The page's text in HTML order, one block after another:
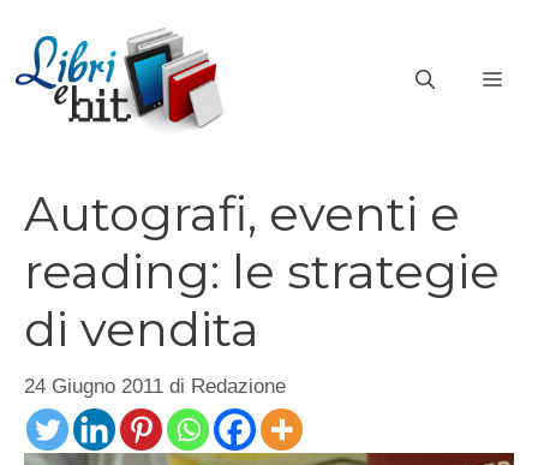
contenuto
Autografi, eventi e
reading: le strategie
di vendita
24 Giugno 2011 di Redazione